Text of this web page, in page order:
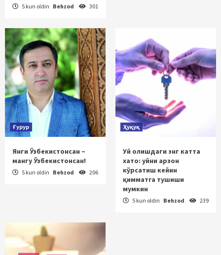
5 kun oldin Behzod 301
Ғурур
Янги Ўзбекистонсан –
мангу Ўзбекистонсан!
5 kun oldin Behzod 206
Ҳуқуқ
Уй олишдаги энг катта
хато: уйни арзон
кўрсатиш кейин
қимматга тушиши
мумкин
5 kun oldin Behzod 239